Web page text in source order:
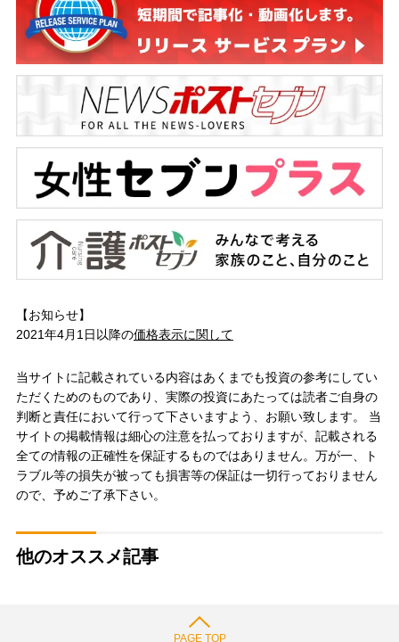
【お知らせ】
2021年4月1日以降の価格表示に関して
当サイトに記載されている内容はあくまでも投資の参考にしてい
ただくためのものであり、実際の投資にあたっては読者ご自身の
判断と責任において行って下さいますよう、お願い致します。 当
サイトの掲載情報は細心の注意を払っておりますが、記載される
全ての情報の正確性を保証するものではありません。万が一、ト
ラブル等の損失が被っても損害等の保証は一切行っておりません
ので、予めご了承下さい。
他のオススメ記事
PAGE TOP